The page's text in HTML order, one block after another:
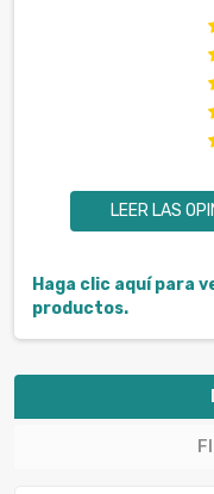
LEER LAS
Haga clic aquí para
productos.